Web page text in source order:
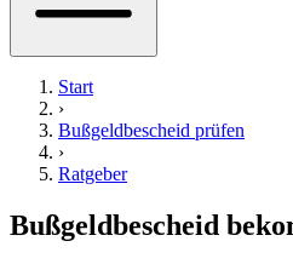
Start
›
Bußgeldbescheid prüfen
›
Ratgeber
Bußgeldbescheid